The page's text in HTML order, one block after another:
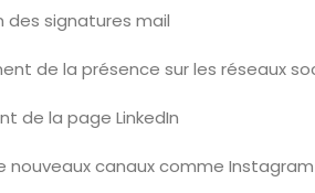
des signatures mail
de la présence sur les réseaux
de la page LinkedIn
nouveaux canaux comme Instagram